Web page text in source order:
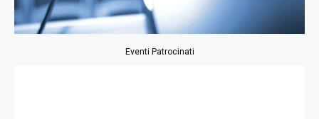
Eventi Patrocinati